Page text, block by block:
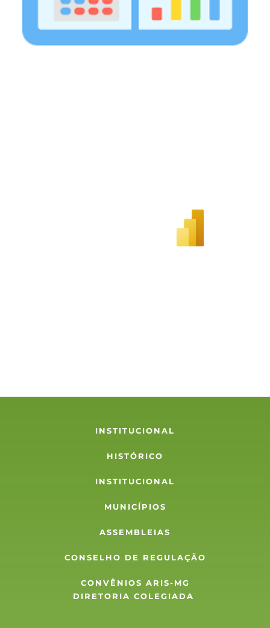
INSTITUCIONAL
HISTÓRICO
INSTITUCIONAL
MUNICÍPIOS
ASSEMBLEIAS
CONSELHO DE REGULAÇÃO
CONVÊNIOS ARIS-MG
DIRETORIA COLEGIADA